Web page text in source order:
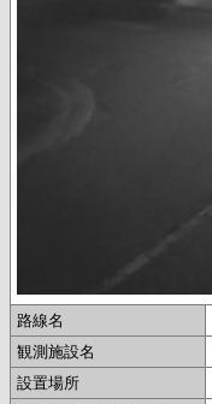
路線名
観測施設名
設置場所